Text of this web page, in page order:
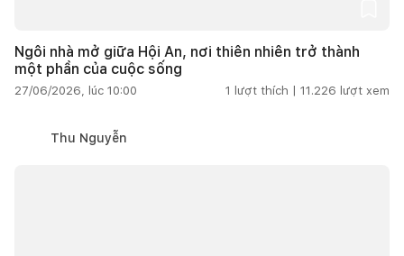
Ngôi nhà mở giữa Hội An, nơi thiên nhiên trở thành
một phần của cuộc sống
27/06/2026, lúc 10:00 1 lượt thích | 11.226 lượt xem
Thu Nguyễn